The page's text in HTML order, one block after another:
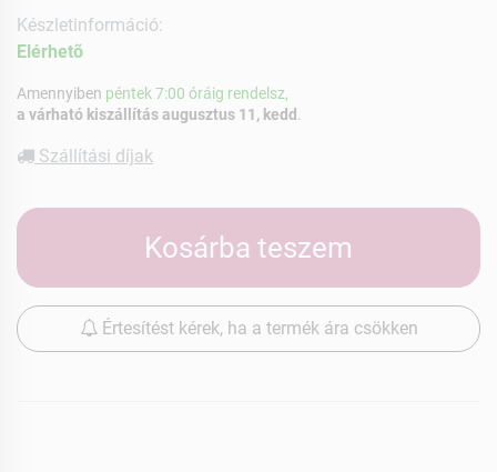
Készletinformáció:
Elérhetõ
Amennyiben péntek 7:00 óráig rendelsz,
a várható kiszállítás augusztus 11, kedd
Szállítási díjak
Kosárba teszem
Értesítést kérek, ha a termék ára csökken